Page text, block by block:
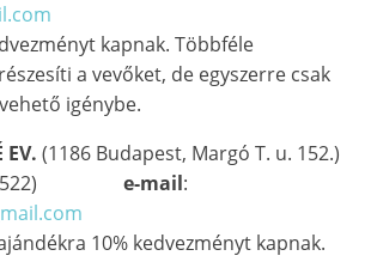
kapnak. Többféle
a vevőket, de egyszerre csak
igénybe.
EV. (1186 Budapest, Margó T. u. 152.)
7522) e-mail:
10% kedvezményt kapnak.